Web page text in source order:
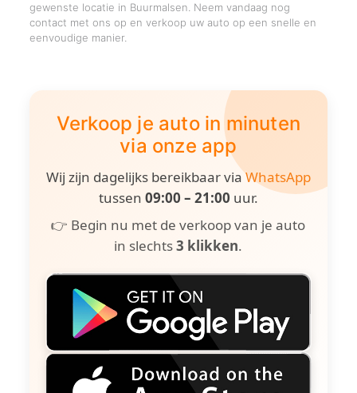
gewenste locatie in Buurmalsen. Neem vandaag nog
contact met ons op en verkoop uw auto op een snelle en
eenvoudige manier.
Verkoop je auto in minuten
via onze app
Wij zijn dagelijks bereikbaar viaWhatsApp
tussen 09:00 – 21:00 uur.
👉 Begin nu met de verkoop van je auto
in slechts3 klikken.